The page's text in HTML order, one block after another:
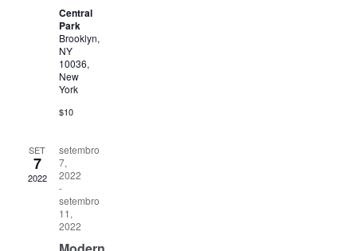
Central
Park
Brooklyn,
NY
10036,
New
York
$10
SET
7
2022
setembro
7,
2022
-
setembro
11,
2022